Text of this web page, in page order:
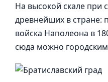
На высокой скале при
древнейших в стране:
войска Наполеона в
сюда можно